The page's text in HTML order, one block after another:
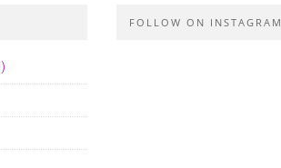
FOLLOW ON INSTAGRAM